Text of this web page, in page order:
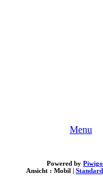
Menu
Powered by Piwigo
Ansicht : Mobil | Standard